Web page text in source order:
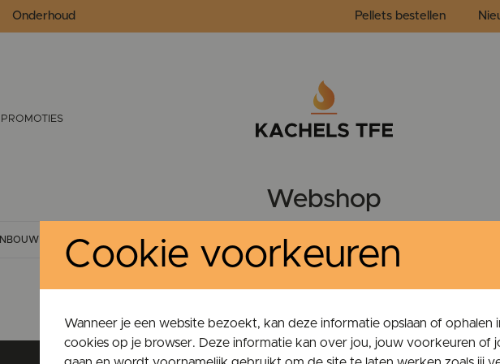
Onderhoud Pellets bestellen
PROMOTIES
Webshop
INBOUW PELLETKACHEL COMBIKACHEL HOUTKACHEL
Cookie voorkeuren
Wanneer je een website bezoekt, kan deze informatie opslaan of ophalen
cookies op je browser. Deze informatie kan over jou, jouw voorkeuren of